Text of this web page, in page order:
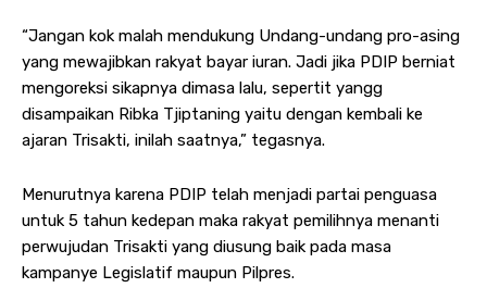
“Jangan kok malah mendukung Undang-undang pro-asing
yang mewajibkan rakyat bayar iuran. Jadi jika PDIP berniat
mengoreksi sikapnya dimasa lalu, sepertit yangg
disampaikan Ribka Tjiptaning yaitu dengan kembali ke
ajaran Trisakti, inilah saatnya,” tegasnya.
Menurutnya karena PDIP telah menjadi partai penguasa
untuk 5 tahun kedepan maka rakyat pemilihnya menanti
perwujudan Trisakti yang diusung baik pada masa
kampanye Legislatif maupun Pilpres.